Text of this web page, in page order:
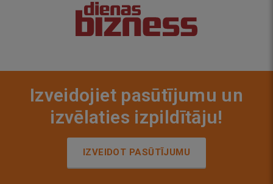
Izveidojiet pasūtījumu un
izvēlaties izpildītāju!
IZVEIDOT PASŪTĪJUMU